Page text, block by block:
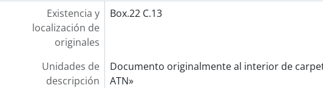
Existencia y
localización de
originales
Box.22 C.13
Unidades de
descripción
Documento originalmente al interior de
ATN»